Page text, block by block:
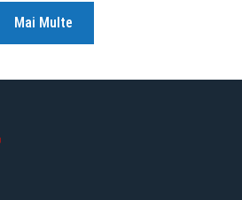
Mai Multe